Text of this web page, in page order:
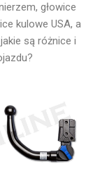
głowice
kulowe USA, a
są różnice i